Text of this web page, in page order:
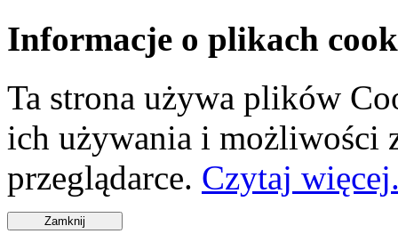
Informacje o plikach
Ta strona używa plików
ich używania i możliwości
przeglądarce. Czytaj